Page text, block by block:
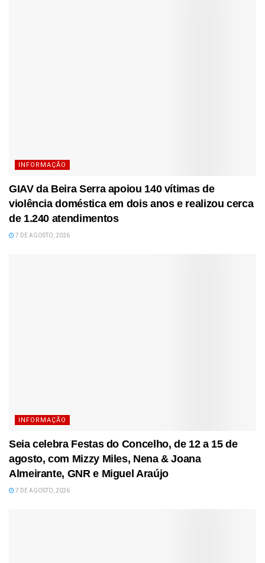
INFORMAÇÃO
GIAV da Beira Serra apoiou 140 vítimas de
violência doméstica em dois anos e realizou cerca
de 1.240 atendimentos
7 DE AGOSTO, 2026
INFORMAÇÃO
Seia celebra Festas do Concelho, de 12 a 15 de
agosto, com Mizzy Miles, Nena & Joana
Almeirante, GNR e Miguel Araújo
7 DE AGOSTO, 2026